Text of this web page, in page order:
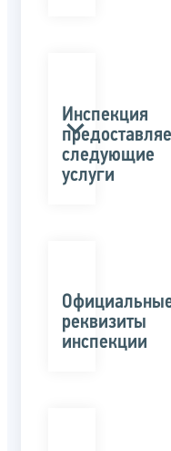
Инспекция
следующие
услуги
реквизиты
инспекции